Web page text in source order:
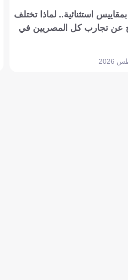
استثنائية.. لماذا تختلف
عن تجارب كل المصريين في